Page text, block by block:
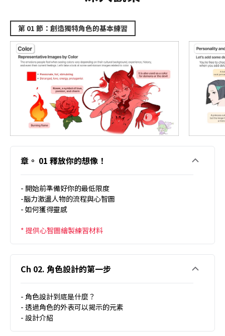
第 01 節：創造獨特角色的基本練習
章。 01 釋放你的想像！
- 開始前準備好你的最低限度
-腦力激盪人物的流程與心智圖
- 如何獲得靈感
* 提供心智圖繪製練習材料
Ch 02. 角色設計的第一步
- 角色設計到底是什麼？
- 透過角色的外表可以揭示的元素
- 設計介紹